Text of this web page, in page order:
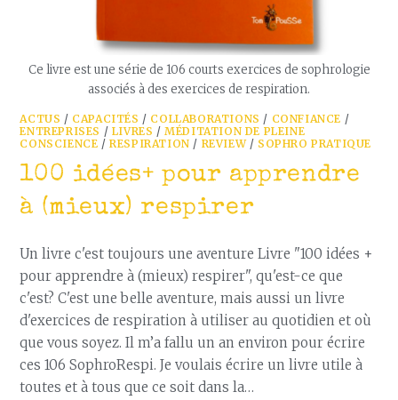
Ce livre est une série de 106 courts exercices de sophrologie
associés à des exercices de respiration.
ACTUS / CAPACITÉS / COLLABORATIONS / CONFIANCE /
ENTREPRISES / LIVRES /MÉDITATION DE PLEINE
CONSCIENCE /RESPIRATION / REVIEW/ SOPHRO PRATIQUE
100 idées+ pour apprendre
à (mieux) respirer
Un livre c'est toujours une aventure Livre "100 idées +
pour apprendre à (mieux) respirer", qu'est-ce que
c'est? C'est une belle aventure, mais aussi un livre
d'exercices de respiration à utiliser au quotidien et où
que vous soyez. Il m’a fallu un an environ pour écrire
ces 106 SophroRespi. Je voulais écrire un livre utile à
toutes et à tous que ce soit dans la…